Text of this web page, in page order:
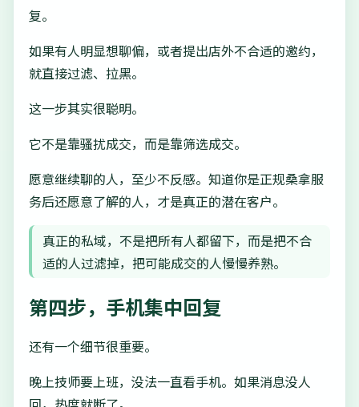
复。
如果有人明显想聊偏，或者提出店外不合适的邀约，
就直接过滤、拉黑。
这一步其实很聪明。
它不是靠骚扰成交，而是靠筛选成交。
愿意继续聊的人，至少不反感。知道你是正规桑拿服
务后还愿意了解的人，才是真正的潜在客户。
真正的私域，不是把所有人都留下，而是把不合
适的人过滤掉，把可能成交的人慢慢养熟。
第四步，手机集中回复
还有一个细节很重要。
晚上技师要上班，没法一直看手机。如果消息没人